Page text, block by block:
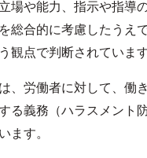
場や能力、指示や指導
総合的に考慮したうえ
観点で判断されています
、労働者に対して、働
る義務（ハラスメント
ます。